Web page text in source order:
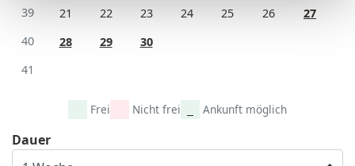
39 21 22 23 24 25 26
27
40
28 29
30
41
Frei Nicht frei Ankunft möglich
Dauer